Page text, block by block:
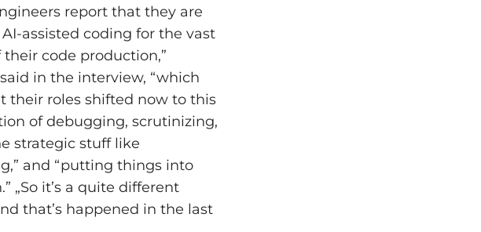
report that they are
assisted coding for the vast
code production,”
in the interview, “which
their roles shifted now to this
of debugging, scrutinizing,
strategic stuff like
and “putting things into
„So it’s a quite different
that’s happened in the last